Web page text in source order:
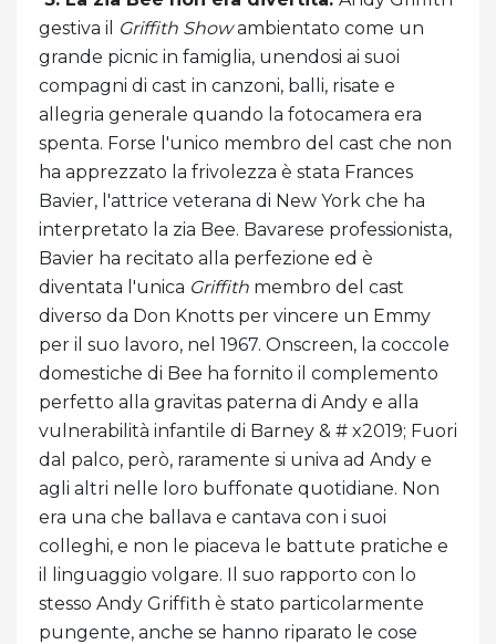
gestiva il
Griffith Showambientato come un
grande picnic in famiglia, unendosi ai suoi
compagni di cast in canzoni, balli, risate e
allegria generale quando la fotocamera era
spenta. Forse l'unico membro del cast che non
ha apprezzato la frivolezza è stata Frances
Bavier, l'attrice veterana di New York che ha
interpretato la zia Bee. Bavarese professionista,
Bavier ha recitato alla perfezione ed è
diventata l'unica Griffith membro del cast
diverso da Don Knotts per vincere un Emmy
per il suo lavoro, nel 1967. Onscreen, la coccole
domestiche di Bee ha fornito il complemento
perfetto alla gravitas paterna di Andy e alla
vulnerabilità infantile di Barney & # x2019; Fuori
dal palco, però, raramente si univa ad Andy e
agli altri nelle loro buffonate quotidiane. Non
era una che ballava e cantava con i suoi
colleghi, e non le piaceva le battute pratiche e
il linguaggio volgare. Il suo rapporto con lo
stesso Andy Griffith è stato particolarmente
pungente, anche se hanno riparato le cose